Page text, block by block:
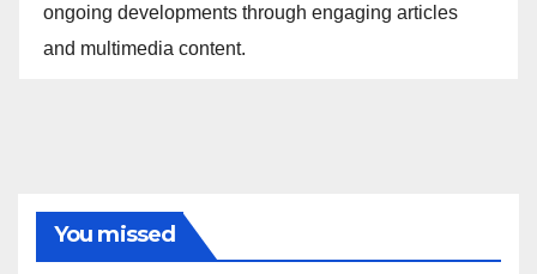
ongoing developments through engaging articles
and multimedia content.
You missed